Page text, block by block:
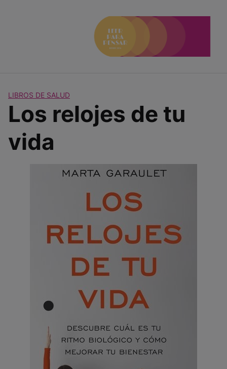
LIBROS DE SALUD
Los relojes de tu
vida